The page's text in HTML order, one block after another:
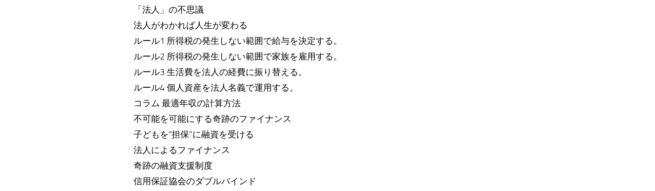
「法人」の不思議
法人がわかれば人生が変わる
ルール1 所得税の発生しない範囲で給与を決定する。
ルール2 所得税の発生しない範囲で家族を雇用する。
ルール3 生活費を法人の経費に振り替える。
ルール4 個人資産を法人名義で運用する。
コラム 最適年収の計算方法
不可能を可能にする奇跡のファイナンス
子どもを“担保”に融資を受ける
法人によるファイナンス
奇跡の融資支援制度
信用保証協会のダブルバインド